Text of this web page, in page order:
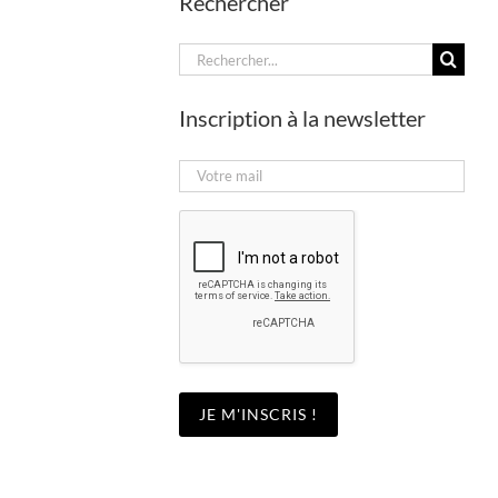
Rechercher:
Inscription à la newsletter